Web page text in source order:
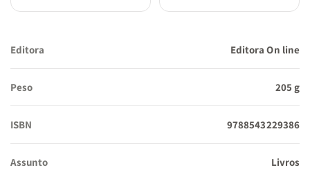
Editora Editora On line
Peso 205 g
ISBN 9788543229386
Assunto Livros